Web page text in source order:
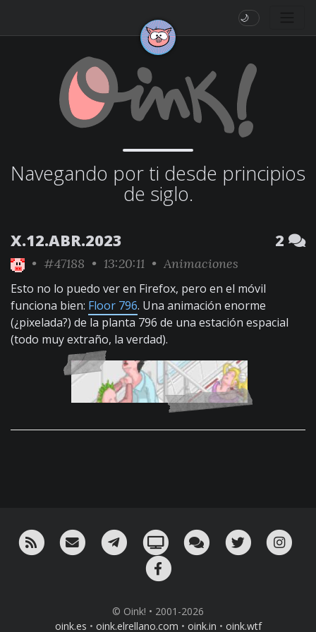
🌙
Navegando por ti desde principios
de siglo.
X.12.ABR.2023 2
• #47188 • 13:20:11 • Animaciones
Esto no lo puedo ver en Firefox, pero en el móvil
funciona bien: Floor 796. Una animación enorme
(¿pixelada?) de la planta 796 de una estación espacial
(todo muy extraño, la verdad).
RSS ¡Mándame un email!¡Nuestro canal en Telegram!
Oink! TV Charla con nosotros
Twitter
© Oink! • 2001-2026
oink.es • oink.elrellano.com • oink.in • oink.wtf